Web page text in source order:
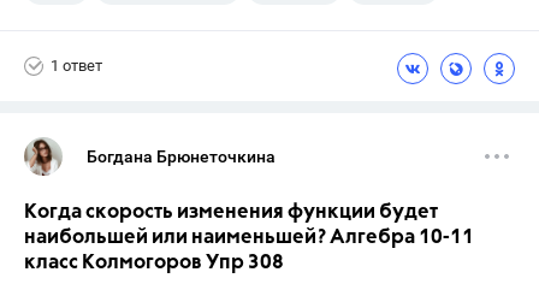
1 ответ
Богдана Брюнеточкина
Когда скорость изменения функции будет
наибольшей или наименьшей? Алгебра 10-11
класс Колмогоров Упр 308